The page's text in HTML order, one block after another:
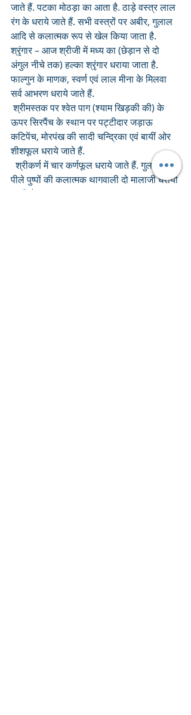
जाते हैं. पटका मोठड़ा का आता है. ठाड़े वस्त्र लाल
रंग के धराये जाते हैं. सभी वस्त्रों पर अबीर, गुलाल
आदि से कलात्मक रूप से खेल किया जाता है.
श्रृंगार – आज श्रीजी में मध्य का (छेड़ान से दो
अंगुल नीचे तक) हल्का श्रृंगार धराया जाता है.
फाल्गुन के माणक, स्वर्ण एवं लाल मीना के मिलवा
सर्व आभरण धराये जाते हैं.
श्रीमस्तक पर श्वेत पाग (श्याम खिड़की की) के
ऊपर सिरपैंच के स्थान पर पट्टीदार जड़ाऊ
कटिपेंच, मोरपंख की सादी चन्द्रिका एवं बायीं ओर
शीशफूल धराये जाते हैं.
  श्रीकर्ण में चार कर्णफूल धराये जाते हैं. गुलाबी एवं
पीले पुष्पों की कलात्मक थागवाली दो मालाजी धरायी
जाती है.